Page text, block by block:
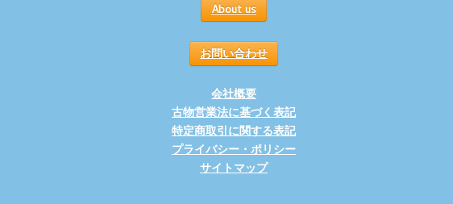
About us
お問い合わせ
会社概要
古物営業法に基づく表記
特定商取引に関する表記
プライバシー・ポリシー
サイトマップ